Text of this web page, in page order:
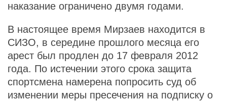
наказание ограничено двумя годами.
В настоящее время Мирзаев находится в
СИЗО, в середине прошлого месяца его
арест был продлен до 17 февраля 2012
года. По истечении этого срока защита
спортсмена намерена попросить суд об
изменении меры пресечения на подписку о